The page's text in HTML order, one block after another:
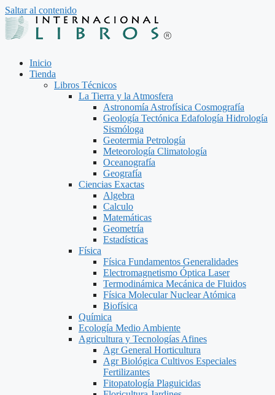
Saltar al contenido
Inicio
Tienda
Libros Técnicos
La Tierra y la Atmosfera
Astronomía Astrofísica Cosmografía
Geología Tectónica Edafología Hidrología
Sismóloga
Geotermia Petrología
Meteorología Climatología
Oceanografía
Geografía
Ciencias Exactas
Algebra
Calculo
Matemáticas
Geometría
Estadísticas
Física
Física Fundamentos Generalidades
Electromagnetismo Óptica Laser
Termodinámica Mecánica de Fluidos
Física Molecular Nuclear Atómica
Biofísica
Química
Ecología Medio Ambiente
Agricultura y Tecnologías Afines
Agr General Horticultura
Agr Biológica Cultivos Especiales
Fertilizantes
Fitopatología Plaguicidas